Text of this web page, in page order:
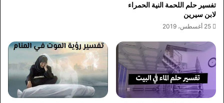
تفسير حلم اللحمة النية الحمراء
لابن سيرين
25 أغسطس، 2019